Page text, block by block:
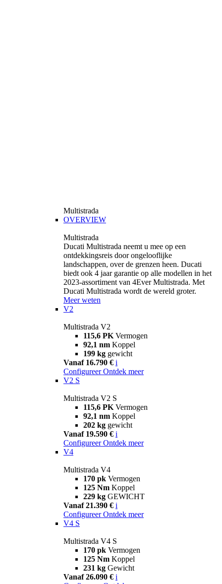
Multistrada
OVERVIEW
Multistrada
Ducati Multistrada neemt u mee op een
ontdekkingsreis door ongelooflijke
landschappen, over de grenzen heen. Ducati
biedt ook 4 jaar garantie op alle modellen in het
2023-assortiment van 4Ever Multistrada. Met
Ducati Multistrada wordt de wereld groter.
Meer weten
V2
Multistrada V2
115,6 PK Vermogen
92,1 nm Koppel
199 kg gewicht
Vanaf 16.790 € i
Configureer Ontdek meer
V2 S
Multistrada V2 S
115,6 PK Vermogen
92,1 nm Koppel
202 kg gewicht
Vanaf 19.590 € i
Configureer Ontdek meer
V4
Multistrada V4
170 pk Vermogen
125 Nm Koppel
229 kg GEWICHT
Vanaf 21.390 € i
Configureer Ontdek meer
V4 S
Multistrada V4 S
170 pk Vermogen
125 Nm Koppel
231 kg Gewicht
Vanaf 26.090 € i